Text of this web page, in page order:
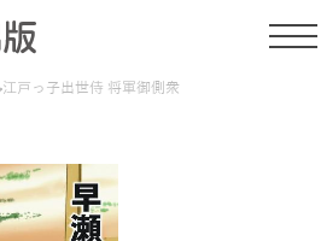
江戸っ子出世侍 将軍御側衆